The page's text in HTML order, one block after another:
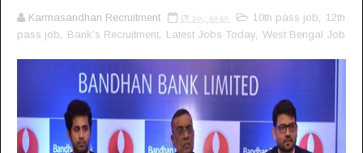
Karmasandhan Recruitment মে ১০, ২০২০ 10th pass job
12th
pass job
Bank's Recruitment Latest Jobs Today West Bengal Job